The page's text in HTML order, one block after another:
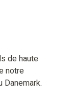
de haute
notre
Danemark.